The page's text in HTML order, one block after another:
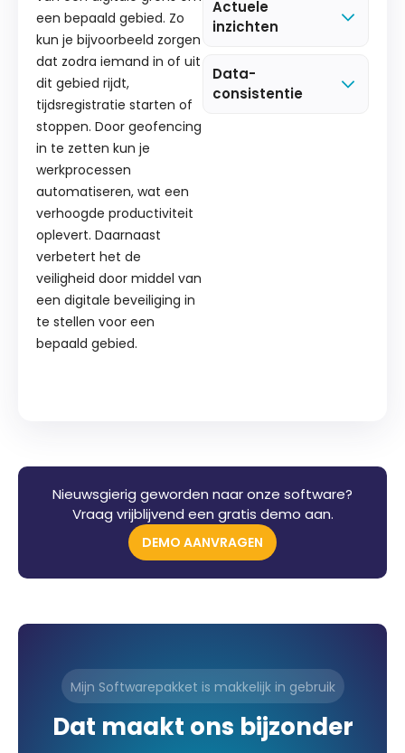
een bepaald gebied. Zo
kun je bijvoorbeeld zorgen
dat zodra iemand in of uit
dit gebied rijdt,
tijdsregistratie starten of
stoppen. Door geofencing
in te zetten kun je
werkprocessen
automatiseren, wat een
verhoogde productiviteit
oplevert. Daarnaast
verbetert het de
veiligheid door middel van
een digitale beveiliging in
te stellen voor een
bepaald gebied.
Actuele
inzichten
Data-
consistentie
Nieuwsgierig geworden naar onze software?
Vraag vrijblijvend een gratis demo aan.
DEMO AANVRAGEN
Mijn Softwarepakket is makkelijk in gebruik
Dat maakt ons bijzonder